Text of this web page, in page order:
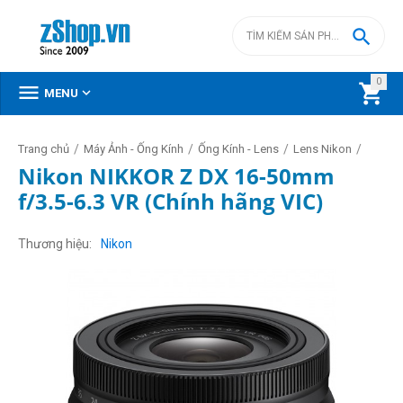
0


 MENU 
Trang chủ / Máy Ảnh - Ống Kính / Ống Kính - Lens / Lens Nikon /
Nikon NIKKOR Z DX 16-50mm
f/3.5-6.3 VR (Chính hãng VIC)
Thương hiệu Nikon